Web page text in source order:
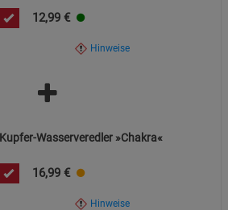
12,99 €
Hinweise
Kupfer-Wasserveredler »Chakra«
16,99 €
Hinweise